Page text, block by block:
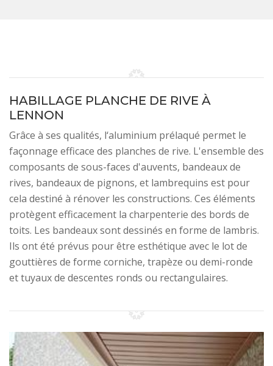
HABILLAGE PLANCHE DE RIVE À
LENNON
Grâce à ses qualités, l‘aluminium prélaqué permet le
façonnage efficace des planches de rive. L'ensemble des
composants de sous-faces d'auvents, bandeaux de
rives, bandeaux de pignons, et lambrequins est pour
cela destiné à rénover les constructions. Ces éléments
protègent efficacement la charpenterie des bords de
toits. Les bandeaux sont dessinés en forme de lambris.
Ils ont été prévus pour être esthétique avec le lot de
gouttières de forme corniche, trapèze ou demi-ronde
et tuyaux de descentes ronds ou rectangulaires.